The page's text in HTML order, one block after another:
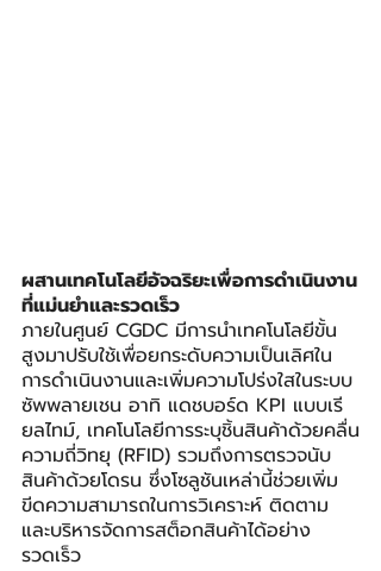
ผสานเทคโนโลยีอัจฉริยะเพื่อการดำเนินงาน
ที่แม่นยำและรวดเร็ว
ภายในศูนย์ CGDC มีการนำเทคโนโลยีขั้น
สูงมาปรับใช้เพื่อยกระดับความเป็นเลิศใน
การดำเนินงานและเพิ่มความโปร่งใสในระบบ
ซัพพลายเชน อาทิ แดชบอร์ด KPI แบบเรี
ยลไทม์, เทคโนโลยีการระบุชิ้นสินค้าด้วยคลื่น
ความถี่วิทยุ (RFID) รวมถึงการตรวจนับ
สินค้าด้วยโดรน ซึ่งโซลูชันเหล่านี้ช่วยเพิ่ม
ขีดความสามารถในการวิเคราะห์ ติดตาม
และบริหารจัดการสต็อกสินค้าได้อย่าง
รวดเร็ว